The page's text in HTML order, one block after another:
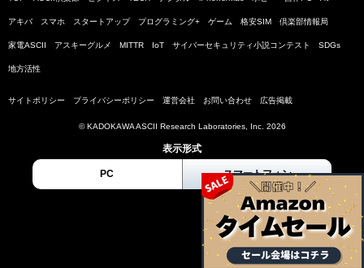
アキバ スマホ スタートアップ プログラミング+ ゲーム 格安SIM 倶楽部情報局
家電ASCII アスキーグルメ MITTR IoT サイバーセキュリティ小説コンテスト SDGs
地方活性
サイトポリシー プライバシーポリシー 運営会社 お問い合わせ 広告掲載
© KADOKAWA ASCII Research Laboratories, Inc. 2026
表示形式
PC スマートフォン